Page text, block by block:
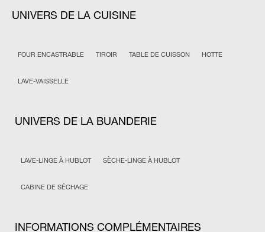
UNIVERS DE LA CUISINE
FOUR ENCASTRABLE TIROIR TABLE DE CUISSON HOTTE
LAVE-VAISSELLE
UNIVERS DE LA BUANDERIE
LAVE-LINGE À HUBLOT SÈCHE-LINGE À HUBLOT
CABINE DE SÉCHAGE
INFORMATIONS COMPLÉMENTAIRES